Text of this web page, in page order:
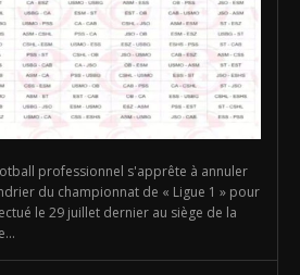
professionnel s'apprête à annuler
du championnat de « Ligue 1 » pour
le 29 juillet dernier au siège de la